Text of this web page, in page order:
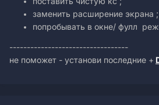
заменить расширение экрана ;
попробывать в окне/ фулл
----------------------------------
не поможет - установи последние +